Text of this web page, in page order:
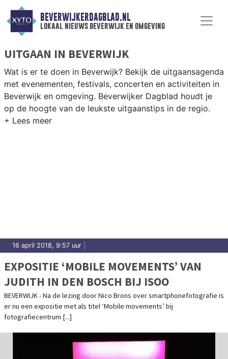
BEVERWIJKERDAGBLAD.NL
lokaal nieuws beverwijk en omgeving
UITGAAN IN BEVERWIJK
Wat is er te doen in Beverwijk? Bekijk de uitgaansagenda
met evenementen, festivals, concerten en activiteiten in
Beverwijk en omgeving. Beverwijker Dagblad houdt je
op de hoogte van de leukste uitgaanstips in de regio.
16 april 2018, 9:57 uur
EXPOSITIE ‘MOBILE MOVEMENTS’ VAN
JUDITH IN DEN BOSCH BIJ ISOO
BEVERWIJK - Na de lezing door Nico Brons over smartphonefotografie is
er nu een expositie met als titel ‘Mobile movements’ bij
fotografiecentrum [...]